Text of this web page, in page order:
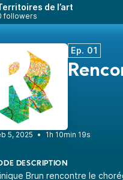
de l’art
followers
Ep. 01
• 1h 10min 19s
DESCRIPTION
Brun rencontre le